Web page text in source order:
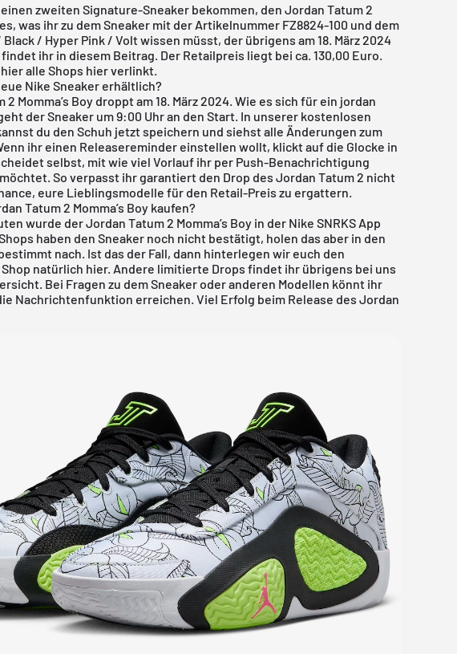
zweiten Signature-Sneaker bekommen, den Jordan Tatum 2
was ihr zu dem Sneaker mit der Artikelnummer FZ8824-100 und dem
/ Hyper Pink / Volt wissen müsst, der übrigens am 18. März 2024
ihr in diesem Beitrag. Der Retailpreis liegt bei ca. 130,00 Euro.
alle Shops hier verlinkt.
Nike Sneaker erhältlich?
2 Momma’s Boy droppt am 18. März 2024. Wie es sich für ein jordan
der Sneaker um 9:00 Uhr an den Start. In unserer kostenlosen
du den Schuh jetzt speichern und siehst alle Änderungen zum
ihr einen Releasereminder einstellen wollt, klickt auf die Glocke in
selbst, mit wie viel Vorlauf ihr per Push-Benachrichtigung
So verpasst ihr garantiert den Drop des Jordan Tatum 2 nicht
eure Lieblingsmodelle für den Retail-Preis zu ergattern.
Tatum 2 Momma’s Boy kaufen?
wurde der Jordan Tatum 2 Momma’s Boy in der Nike SNRKS App
haben den Sneaker noch nicht bestätigt, holen das aber in den
nach. Ist das der Fall, dann hinterlegen wir euch den
natürlich hier. Andere limitierte Drops findet ihr übrigens bei uns
. Bei Fragen zu dem Sneaker oder anderen Modellen könnt ihr
Nachrichtenfunktion erreichen. Viel Erfolg beim Release des Jordan